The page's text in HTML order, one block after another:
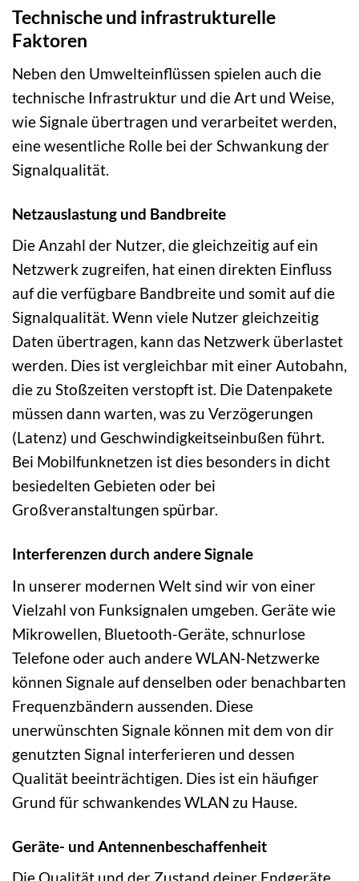
Technische und infrastrukturelle
Faktoren
Neben den Umwelteinflüssen spielen auch die
technische Infrastruktur und die Art und Weise,
wie Signale übertragen und verarbeitet werden,
eine wesentliche Rolle bei der Schwankung der
Signalqualität.
Netzauslastung und Bandbreite
Die Anzahl der Nutzer, die gleichzeitig auf ein
Netzwerk zugreifen, hat einen direkten Einfluss
auf die verfügbare Bandbreite und somit auf die
Signalqualität. Wenn viele Nutzer gleichzeitig
Daten übertragen, kann das Netzwerk überlastet
werden. Dies ist vergleichbar mit einer Autobahn,
die zu Stoßzeiten verstopft ist. Die Datenpakete
müssen dann warten, was zu Verzögerungen
(Latenz) und Geschwindigkeitseinbußen führt.
Bei Mobilfunknetzen ist dies besonders in dicht
besiedelten Gebieten oder bei
Großveranstaltungen spürbar.
Interferenzen durch andere Signale
In unserer modernen Welt sind wir von einer
Vielzahl von Funksignalen umgeben. Geräte wie
Mikrowellen, Bluetooth-Geräte, schnurlose
Telefone oder auch andere WLAN-Netzwerke
können Signale auf denselben oder benachbarten
Frequenzbändern aussenden. Diese
unerwünschten Signale können mit dem von dir
genutzten Signal interferieren und dessen
Qualität beeinträchtigen. Dies ist ein häufiger
Grund für schwankendes WLAN zu Hause.
Geräte- und Antennenbeschaffenheit